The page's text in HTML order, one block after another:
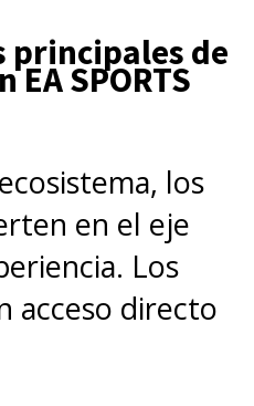
principales de
EA SPORTS
los
en el eje
Los
acceso directo